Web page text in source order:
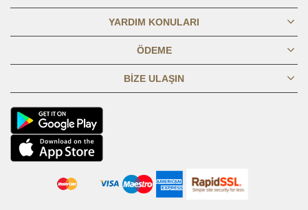
YARDIM KONULARI
ÖDEME
BIZE ULAŞIN